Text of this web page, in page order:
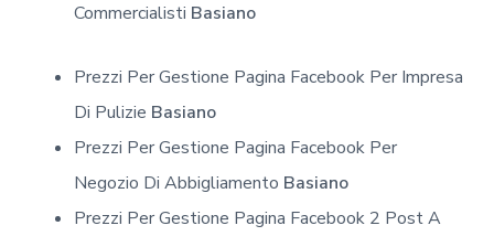
Commercialisti Basiano
Prezzi Per Gestione Pagina Facebook Per Impresa
Di Pulizie Basiano
Prezzi Per Gestione Pagina Facebook Per
Negozio Di Abbigliamento Basiano
Prezzi Per Gestione Pagina Facebook 2 Post A